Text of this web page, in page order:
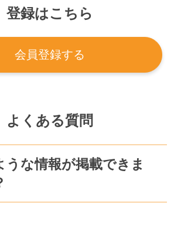
登録はこちら
会員登録する
よくある質問
うな情報が掲載できま